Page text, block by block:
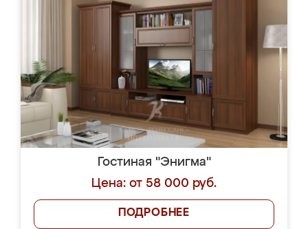
Гостиная "Энигма"
Цена: от 58 000 руб.
ПОДРОБНЕЕ